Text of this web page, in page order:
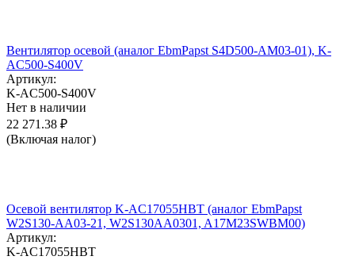
Вентилятор осевой (аналог EbmPapst S4D500-AM03-01), K-
AC500-S400V
Артикул:
K-AC500-S400V
Нет в наличии
22 271.38 ₽
(Включая налог)
Осевой вентилятор K-AC17055HBT (аналог EbmPapst
W2S130-AA03-21, W2S130AA0301, A17M23SWBM00)
Артикул:
K-AC17055HBT